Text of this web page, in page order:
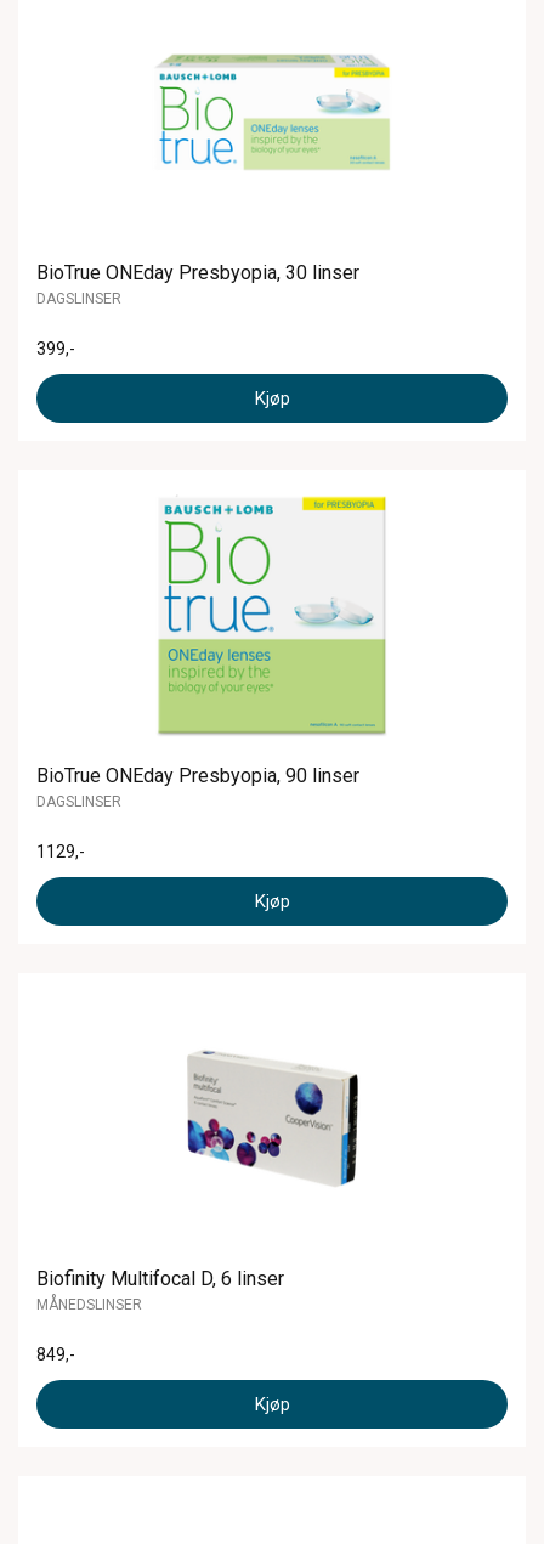
BioTrue ONEday Presbyopia, 30 linser
DAGSLINSER
399,-
Kjøp
BioTrue ONEday Presbyopia, 90 linser
DAGSLINSER
1129,-
Kjøp
Biofinity Multifocal D, 6 linser
MÅNEDSLINSER
849,-
Kjøp